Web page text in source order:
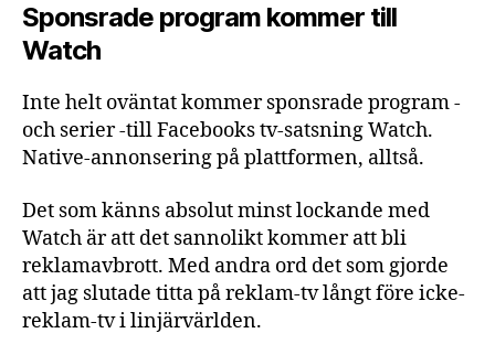
Sponsrade program kommer till
Watch
Inte helt oväntat kommer sponsrade program -
och serier -till Facebooks tv-satsning Watch.
Native-annonsering på plattformen, alltså.
Det som känns absolut minst lockande med
Watch är att det sannolikt kommer att bli
reklamavbrott. Med andra ord det som gjorde
att jag slutade titta på reklam-tv långt före icke-
reklam-tv i linjärvärlden.